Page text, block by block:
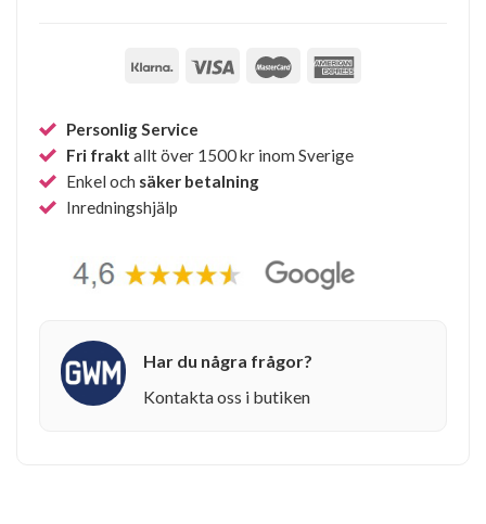
Personlig Service
Fri frakt allt över 1500 kr inom Sverige
Enkel och säker betalning
Inredningshjälp
Har du några frågor?
Kontakta oss i butiken